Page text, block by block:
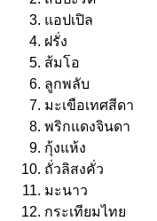
แอปเปิล
ฝรั่ง
ส้มโอ
ลูกพลับ
มะเขือเทศสีดา
พริกแดงจินดา
กุ้งแห้ง
ถั่วลิสงคั่ว
มะนาว
กระเทียมไทย